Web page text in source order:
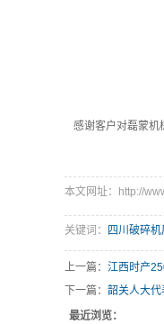
感谢客户对磊蒙机
本文网址：http://
关键词： 四川破碎机
上一篇： 江西时产
下一篇： 韶关人大
最近浏览：